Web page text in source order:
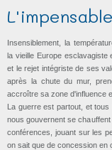
L'impensable
Insensiblement, la
la vieille Europe esclavagiste
et le rejet intégriste de ses
après la chute du mur,
accroître sa zone d'influence
La guerre est partout, et
nous gouvernent se
conférences, jouant sur les
on sait que de concession en